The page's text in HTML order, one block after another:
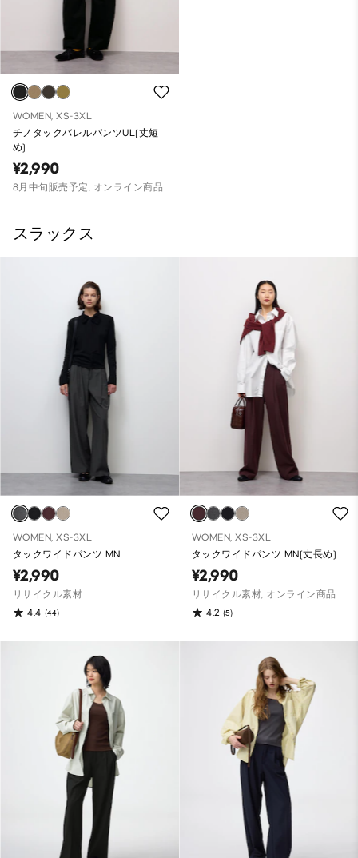
WOMEN, XS-3XL
チノタックバレルパンツUL(丈短
め)
¥2,990
8月中旬販売予定, オンライン商品
スラックス
WOMEN, XS-3XL
タックワイドパンツ MN
¥2,990
リサイクル素材
4.4 (44)
WOMEN, XS-3XL
タックワイドパンツ MN(丈長め)
¥2,990
リサイクル素材, オンライン商品
4.2 (5)